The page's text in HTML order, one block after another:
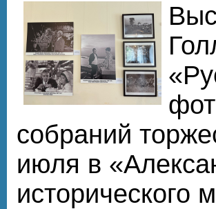
собраний
июля в
исторического